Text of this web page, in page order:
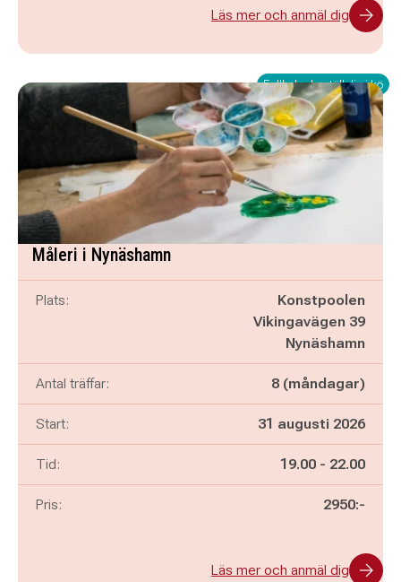
Läs mer och anmäl dig
Fullbokad - ställ dig i kö
Måleri i Nynäshamn
Plats:
Konstpoolen
Vikingavägen 39
Nynäshamn
Antal träffar: 8 (måndagar)
Start: 31 augusti 2026
Tid: Pågår mellan
19.00 - och
22.00
Pris: 2950:-
Läs mer och anmäl dig